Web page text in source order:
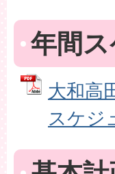
年間
大和高
スケジ